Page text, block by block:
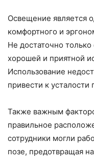
Освещение является
комфортного и
Не достаточно только
хорошей и приятной
Использование
привести к
Также важным
правильное
сотрудники могли
позе, предотвращая